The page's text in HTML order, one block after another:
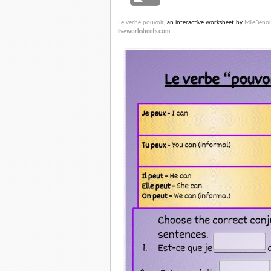
Le verbe pouvoir , an interactive worksheet by
liveworksheets.com